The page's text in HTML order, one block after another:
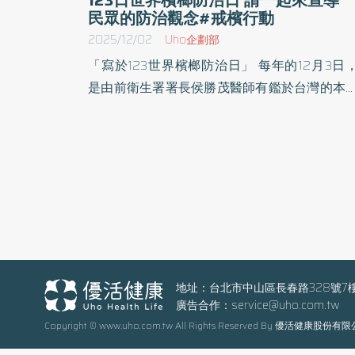
民眾的防治觀念#戒檳行動
2025/12/02 Uho企劃部
「寫於123世界檳榔防治日」 每年的12月3日，
是由前衛生署署長侯勝茂醫師有鑑於台灣的本土
嚼食可能導致口腔癌，不論是否添加其他配料
• 高風險因子：約有九成的口腔癌患者有嚼食
榔的習慣。 • 多種癌症風險：嚼食檳榔可能增加
罹患口腔癌、咽癌、食道癌、肝膽癌及肺癌的
地址：台北市中山區長春路328號7
廣告合作： service@uho.com.tw
Copyright © www.uho.com.tw All Rights Reserved By 優活健康股份有限